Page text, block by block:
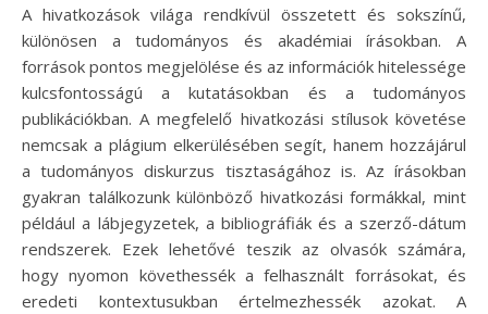
A hivatkozások világa rendkívül összetett és sokszínű,
különösen a tudományos és akadémiai írásokban. A
források pontos megjelölése és az információk hitelessége
kulcsfontosságú a kutatásokban és a tudományos
publikációkban. A megfelelő hivatkozási stílusok követése
nemcsak a plágium elkerülésében segít, hanem hozzájárul
a tudományos diskurzus tisztaságához is. Az írásokban
gyakran találkozunk különböző hivatkozási formákkal, mint
például a lábjegyzetek, a bibliográfiák és a szerző-dátum
rendszerek. Ezek lehetővé teszik az olvasók számára,
hogy nyomon követhessék a felhasznált forrásokat, és
eredeti kontextusukban értelmezhessék azokat. A